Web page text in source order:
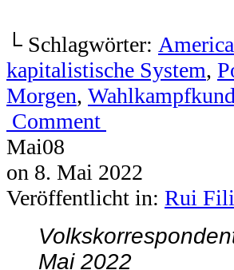
Mai08
on8. Mai 2022
Veröffentlicht in:Rui
Mai 2022
Portugal gefangen
Spekulanten und